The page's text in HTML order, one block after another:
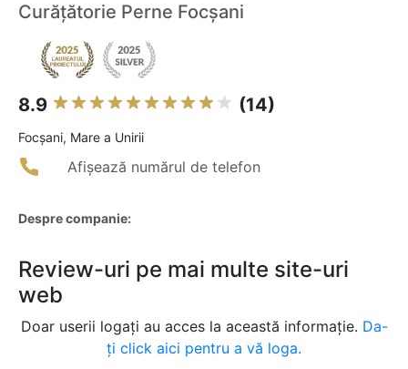
Curățătorie Perne Focșani
8.9 (14)
Focşani, Mare a Unirii
Afișează numărul de telefon
Despre companie:
Review-uri pe mai multe site-uri
web
Doar userii logați au acces la această informație. Da-
ți click aici pentru a vă loga.